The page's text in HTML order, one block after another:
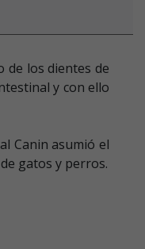
de los dientes de
y con ello
Canin asumió el
gatos y perros.